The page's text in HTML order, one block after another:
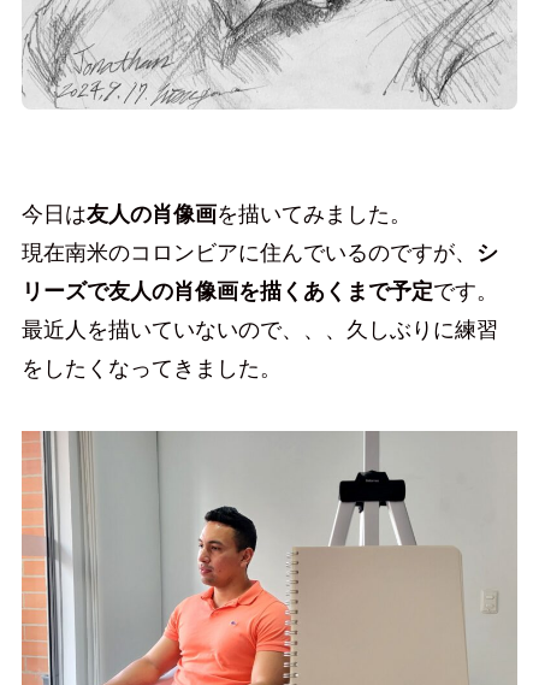
今日は友人の肖像画を描いてみました。
現在南米のコロンビアに住んでいるのですが、 シ
リーズで友人の肖像画を描くあくまで予定です。
最近人を描いていないので、、、久しぶりに練習
をしたくなってきました。